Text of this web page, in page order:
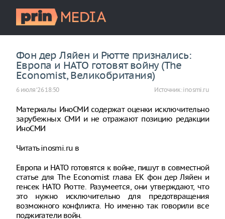
Фон дер Ляйен и Рютте признались:
Европа и НАТО готовят войну (The
Economist, Великобритания)
6 июля ‘26 18:50 Источник:inosmi.ru
Материалы ИноСМИ содержат оценки исключительно
зарубежных СМИ и не отражают позицию редакции
ИноСМИ
Читать inosmi.ru в
Европа и НАТО готовятся к войне, пишут в совместной
статье для The Economist глава ЕК фон дер Ляйен и
генсек НАТО Рютте. Разумеется, они утверждают, что
это нужно исключительно для предотвращения
возможного конфликта. Но именно так говорили все
поджигатели войн.